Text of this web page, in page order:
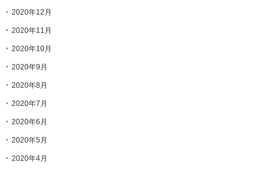
2020年12月
2020年11月
2020年10月
2020年9月
2020年8月
2020年7月
2020年6月
2020年5月
2020年4月